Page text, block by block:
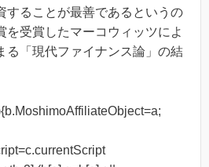
することが最善であるというの
を受賞したマーコウィッツによ
る「現代ファイナンス論」の結